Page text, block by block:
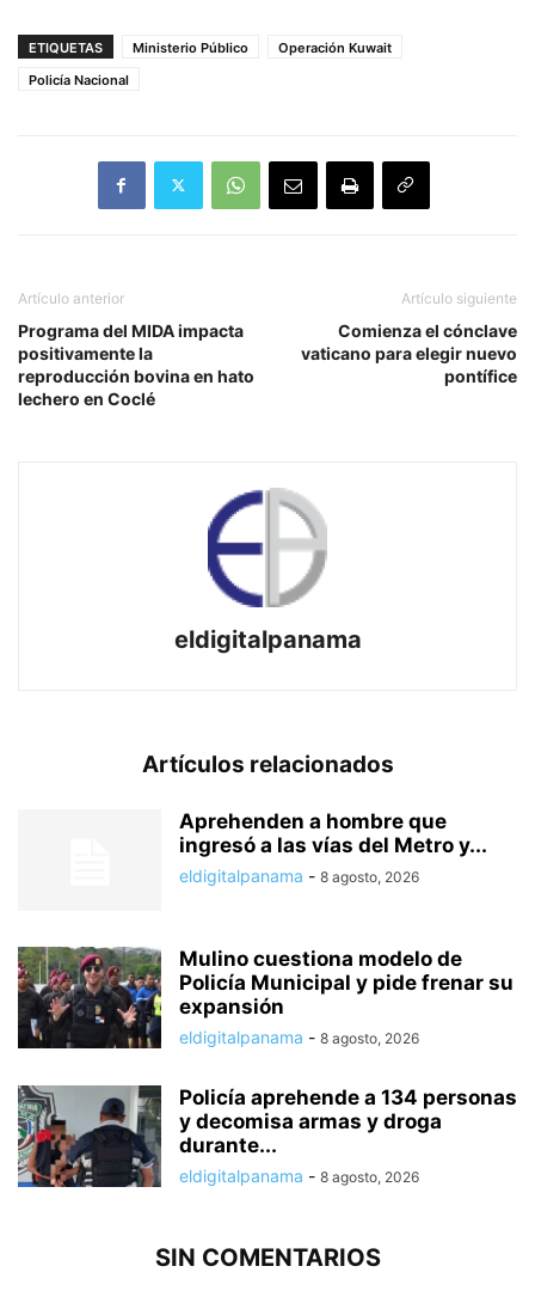
ETIQUETAS Ministerio Público
Operación Kuwait
Policía Nacional
Artículo anterior
Programa del MIDA impacta
positivamente la
reproducción bovina en hato
lechero en Coclé
Artículo siguiente
Comienza el cónclave
vaticano para elegir nuevo
pontífice
eldigitalpanama
Artículos relacionados
Aprehenden a hombre que
ingresó a las vías del Metro y...
eldigitalpanama - 8 agosto, 2026
Mulino cuestiona modelo de
Policía Municipal y pide frenar su
expansión
eldigitalpanama - 8 agosto, 2026
Policía aprehende a 134 personas
y decomisa armas y droga
durante...
eldigitalpanama - 8 agosto, 2026
SIN COMENTARIOS